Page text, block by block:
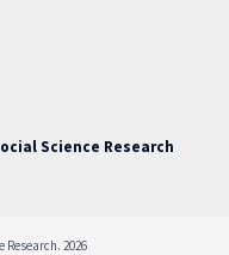
Science Research
Research. 2026